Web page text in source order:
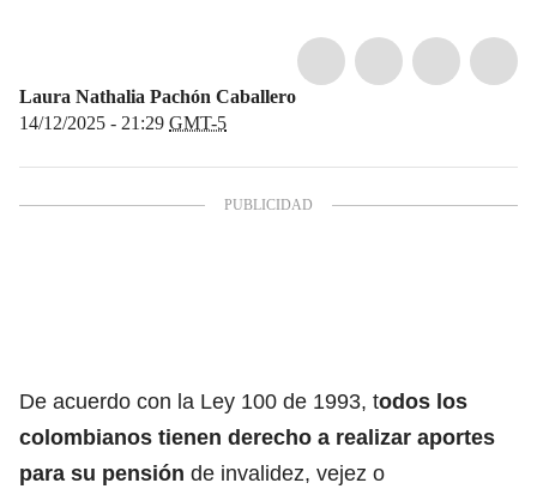
Laura Nathalia Pachón Caballero
14/12/2025 - 21:29 GMT-5
De acuerdo con la Ley 100 de 1993, todos los
colombianos tienen derecho a realizar aportes
para su pensión de invalidez, vejez o